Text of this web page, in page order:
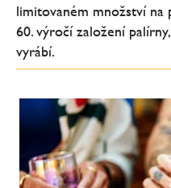
limitovaném množství na
60. výročí založení
vyrábí.